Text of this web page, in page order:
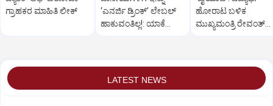
ಗ್ರಾಹಕರ ಮಾಹಿತಿ ಲೀಕ್
‘ಎನರ್ಜಿ ಡ್ರಿಂಕ್’ ಲೇಬಲ್‌
ಹಾಕುವಂತಿಲ್ಲ!: ಯಾಕೆ
ಹೋರಾಟ ಬಳಿಕ
ಮುಖ್ಯಮಂತ್ರಿ ರೇವಂತ್‌
LATEST NEWS